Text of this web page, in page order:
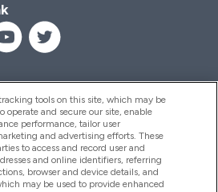
tools on this site, which may be
operate and secure our site, enable
performance, tailor user
and advertising efforts. These
to access and record user and
and online identifiers, referring
browser and device details, and
may be used to provide enhanced